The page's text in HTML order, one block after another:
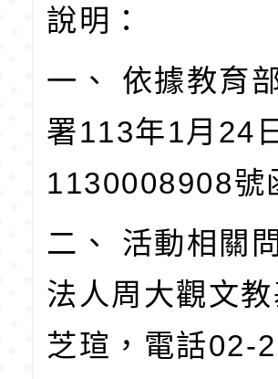
說明：
一、 依據教育
署113年1月24
1130008908號
二、 活動相關
法人周大觀文
芝瑄，電話02-